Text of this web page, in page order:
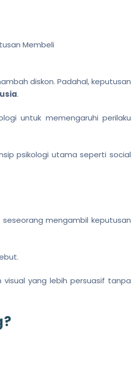
Membeli
diskon. Padahal, keputusan
.
untuk memengaruhi perilaku
psikologi utama seperti social
seseorang mengambil keputusan
yang lebih persuasif tanpa